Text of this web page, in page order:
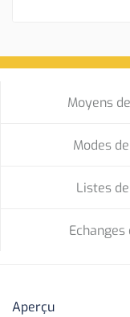
Moyens
Modes
Listes
Aperçu